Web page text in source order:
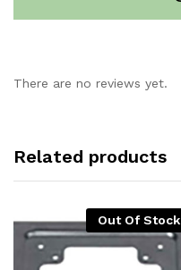
There are no reviews yet.
Related products
Out Of Stock